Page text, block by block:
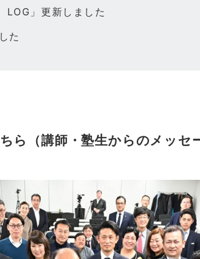
」更新しました
た
ら（講師・塾生からのメッセ